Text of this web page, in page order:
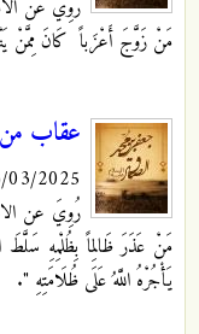
رُوِيَ عن
مَنْ زَوَّجَ‏ أَعْزَباً كَانَ مِمَّنْ
عقاب من
2025 - 08:11
رُوِيَ عن
مَنْ عَذَرَ ظَالِماً بِظُلْمِهِ
يَأْجُرْهُ اللَّهُ عَلَى ظُلَامَتِهِ ".